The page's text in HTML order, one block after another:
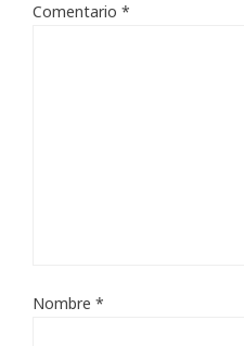
Comentario *
Nombre *